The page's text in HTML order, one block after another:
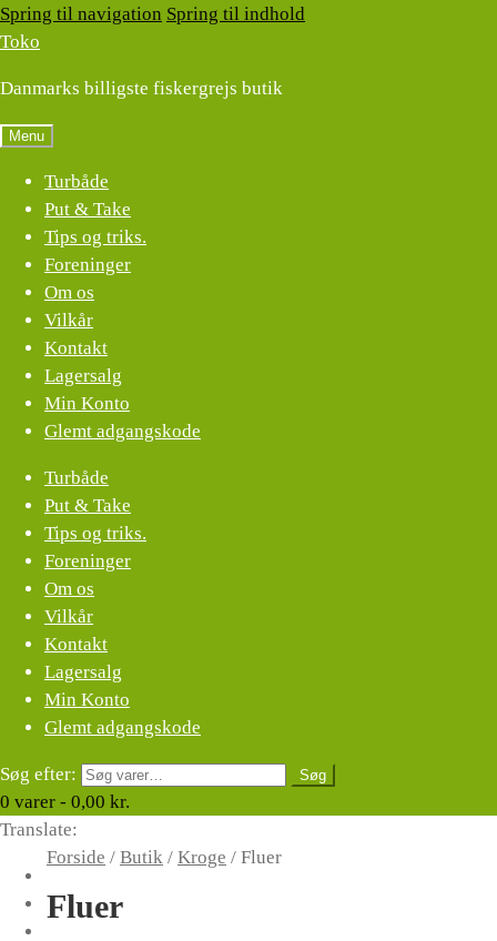
Spring til navigation Spring til indhold
Toko
Danmarks billigste fiskergrejs butik
Menu
Turbåde
Put & Take
Tips og triks.
Foreninger
Om os
Vilkår
Kontakt
Lagersalg
Min Konto
Glemt adgangskode
Turbåde
Put & Take
Tips og triks.
Foreninger
Om os
Vilkår
Kontakt
Lagersalg
Min Konto
Glemt adgangskode
Søg efter: Søg
0 varer - 0,00 kr.
Translate:
Forside / Butik / Kroge / Fluer
Fluer